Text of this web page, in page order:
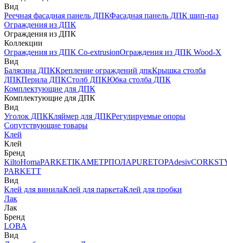
Вид
Реечная фасадная панель ДПКФасадная панель ДПК шип-паз
Ограждения из ДПК
Ограждения из ДПК
Коллекции
Ограждения из ДПК Co-extrusionОграждения из ДПК Wood-X
Вид
Балясина ДПККрепление ограждений дпкКрышка столба
ДПКПерила ДПКСтолб ДПКЮбка столба ДПК
Комплектующие для ДПК
Комплектующие для ДПК
Вид
Уголок ДПККляймер для ДПКРегулируемые опоры
Сопутствующие товары
Клей
Клей
Бренд
KiltoHomaPARKETIKAМЕТРПОЛАPURETOPAdesiv
PARKETT
Вид
Клей для винилаКлей для паркетаКлей для пробки
Лак
Лак
Бренд
LOBA
Вид